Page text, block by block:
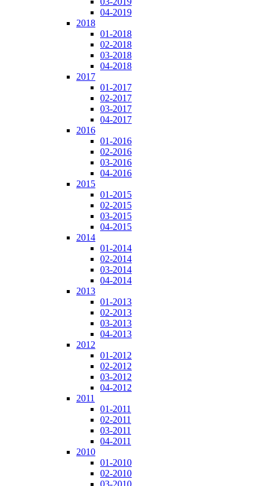
04-2019
2018
01-2018
02-2018
03-2018
04-2018
2017
01-2017
02-2017
03-2017
04-2017
2016
01-2016
02-2016
03-2016
04-2016
2015
01-2015
02-2015
03-2015
04-2015
2014
01-2014
02-2014
03-2014
04-2014
2013
01-2013
02-2013
03-2013
04-2013
2012
01-2012
02-2012
03-2012
04-2012
2011
01-2011
02-2011
03-2011
04-2011
2010
01-2010
02-2010
03-2010